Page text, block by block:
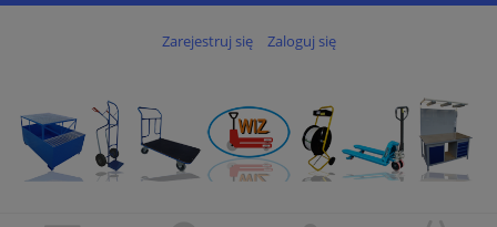
Zarejestruj się Zaloguj się